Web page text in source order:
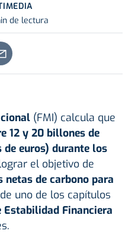
de lectura
(FMI) calcula que
12 y 20 billones de
de euros) durante los
el objetivo de
netas de carbono para
uno de los capítulos
Estabilidad Financiera